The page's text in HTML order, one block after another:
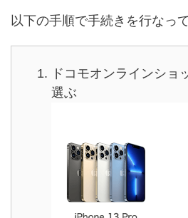
以下の手順で手続きを行なっ
ドコモオンラインショ
選ぶ